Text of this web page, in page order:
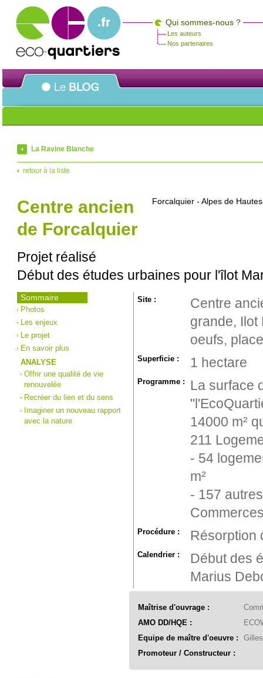
Qui sommes-nous ?
Les auteurs
Nos partenaires
La Ravine Blanche
retour à la liste
Forcalquier - Alpes de
Centre ancien
de Forcalquier
Projet réalisé
Début des études urbaines pour l'îlot
Sommaire
Photos
Les enjeux
Le projet
En savoir plus
ANALYSE
Offrir une qualité de vie
renouvelée
Recréer du lien et du sens
Imaginer un nouveau rapport
avec la nature
Site :
Centre
grande, Ilot
oeufs,
Superficie : 1 hectare
Programme :
La surface
14000 m²
211
- 54
m²
- 157
Procédure : Résorption
Calendrier :
Début des
Marius
Maîtrise d'ouvrage :
AMO DD/HQE :
Equipe de maître d'oeuvre :
Promoteur / Constructeur :